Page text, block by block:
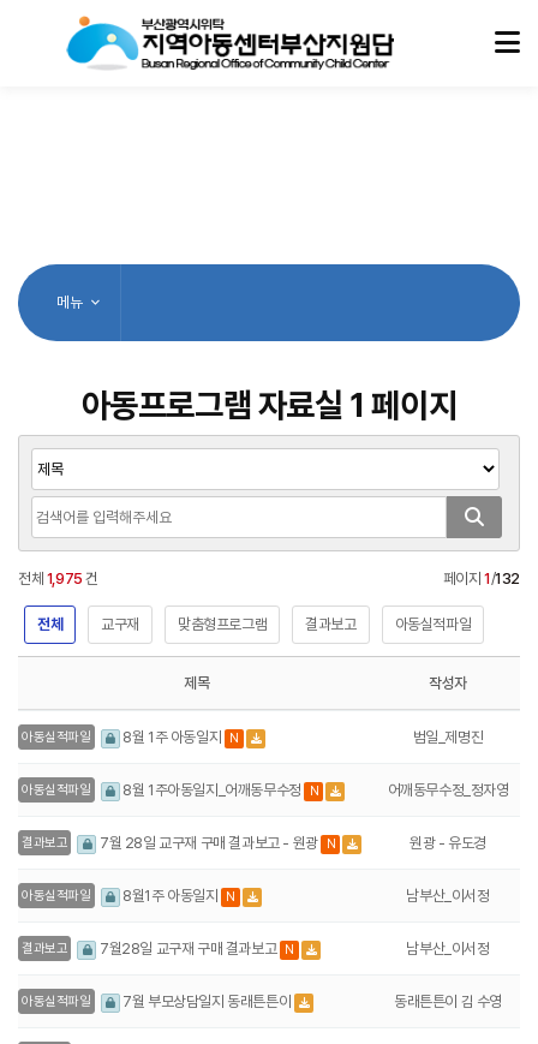
메뉴
아동프로그램 자료실 1 페이지
전체 1,975 건 페이지 1/132
전체 교구재 맞춤형프로그램 결과보고 아동실적파일
제목 작성자
아동실적파일 8월 1주 아동일지 N 범일_제명진
아동실적파일 8월 1주아동일지_어깨동무수정 N 어깨동무수정_정자영
결과보고 7월 28일 교구재 구매 결과보고 - 원광 N 원광 - 유도경
아동실적파일 8월1주 아동일지 N 남부산_이서정
결과보고 7월28일 교구재 구매 결과보고 N 남부산_이서정
아동실적파일 7월 부모상담일지 동래튼튼이 동래튼튼이 김 수영